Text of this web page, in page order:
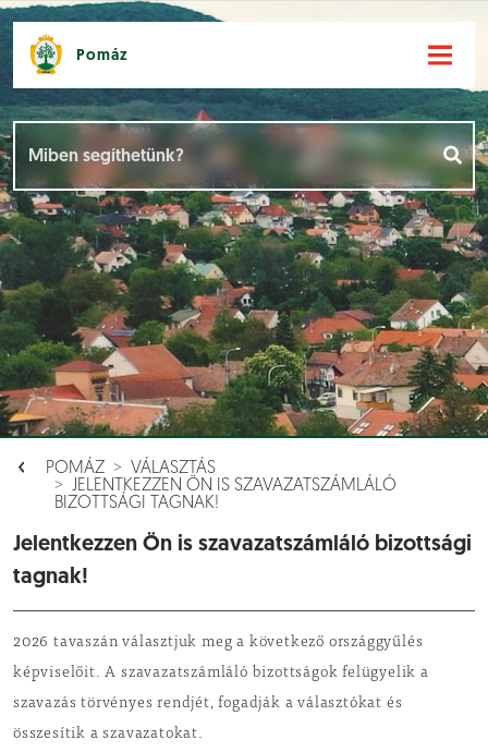
Pomáz
POMÁZ
VÁLASZTÁS
JELENTKEZZEN ÖN IS SZAVAZATSZÁMLÁLÓ
BIZOTTSÁGI TAGNAK!
Jelentkezzen Ön is szavazatszámláló bizottsági
tagnak!
2026 tavaszán választjuk meg a következő országgyűlés
képviselőit. A szavazatszámláló bizottságok felügyelik a
szavazás törvényes rendjét, fogadják a választókat és
összesítik a szavazatokat.
Események []
Dokumentumok [ ]
Aloldalak []